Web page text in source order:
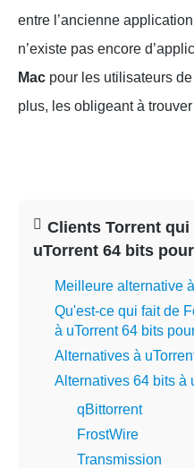
entre l’ancienne
n’existe pas encore
Mac pour les utilisateurs
plus, les obligeant à
Clients Torrent
uTorrent 64 bits
Meilleure alternative
Qu'est-ce qui fait de
à uTorrent 64 bits
Alternatives à
Alternatives 64 bits à
qBittorrent
FrostWire
Transmission